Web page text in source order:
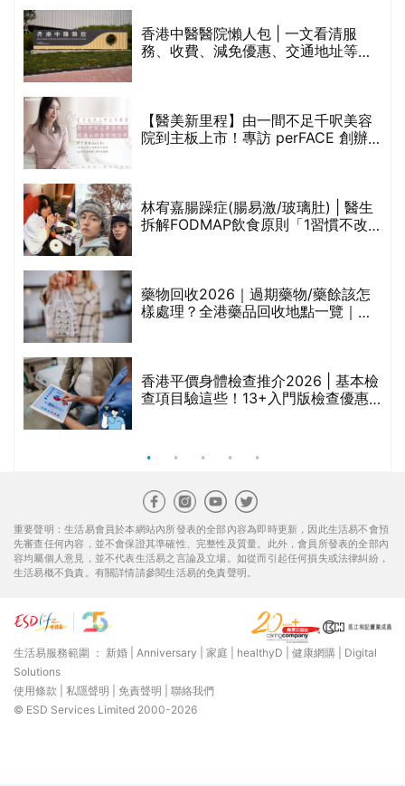
香港中醫醫院懶人包 | 一文看清服
務、收費、減免優惠、交通地址等
【醫美新里程】由一間不足千呎美容
院到主板上市！專訪 perFACE 創辦
林宥嘉腸躁症(腸易激/玻璃肚) | 醫生
拆解FODMAP飲食原則「1習慣不改
藥物回收2026｜過期藥物/藥餘該怎
樣處理？全港藥品回收地點一覽｜屈
香港平價身體檢查推介2026 | 基本檢
查項目驗這些！13+入門版檢查優惠
重要聲明：生活易會員於本網站內所發表的全部內容為即時更新，因此生活易不會預
先審查任何內容，並不會保證其準確性、完整性及質量。此外，會員所發表的全部內
容均屬個人意見，並不代表生活易之言論及立場。如從而引起任何損失或法律糾紛，
生活易概不負責。有關詳情請參閱生活易的免責聲明。
生活易服務範圍 ： 新婚 Anniversary 家庭 healthyD 健康網購
Digital
Solutions
使用條款
私隱聲明 免責聲明
聯絡我們
© ESD Services Limited 2000-2026